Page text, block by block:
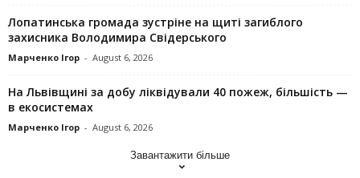
Лопатинська громада зустріне на щиті загиблого
захисника Володимира Свідерського
Марченко Ігор - August 6, 2026
На Львівщині за добу ліквідували 40 пожеж, більшість —
в екосистемах
Марченко Ігор - August 6, 2026
Завантажити більше